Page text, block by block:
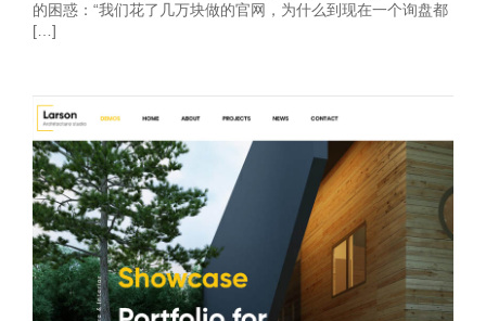
的困惑：“我们花了几万块做的官网，为什么到现在一个询盘都
[…]